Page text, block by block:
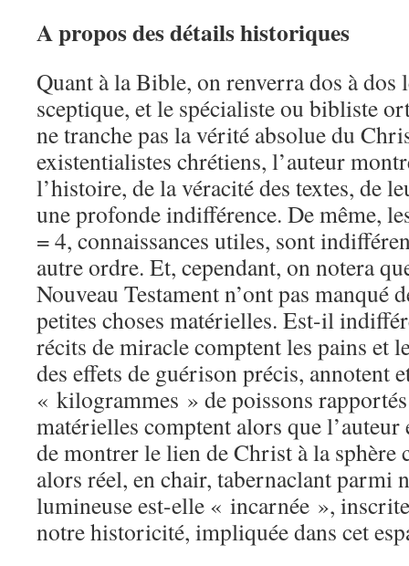
A propos des détails historiques
Quant à la Bible, on renverra dos à
sceptique, et le spécialiste ou bibliste
ne tranche pas la vérité absolue du
existentialistes chrétiens, l’auteur
l’histoire, de la véracité des textes, de
une profonde indifférence. De même,
= 4, connaissances utiles, sont
autre ordre. Et, cependant, on notera
Nouveau Testament n’ont pas manqué
petites choses matérielles. Est-il
récits de miracle comptent les pains et
des effets de guérison précis, annotent
« kilogrammes » de poissons
matérielles comptent alors que l’auteur
de montrer le lien de Christ à la sphère
alors réel, en chair, tabernaclant parmi
lumineuse est-elle « incarnée »,
notre historicité, impliquée dans cet